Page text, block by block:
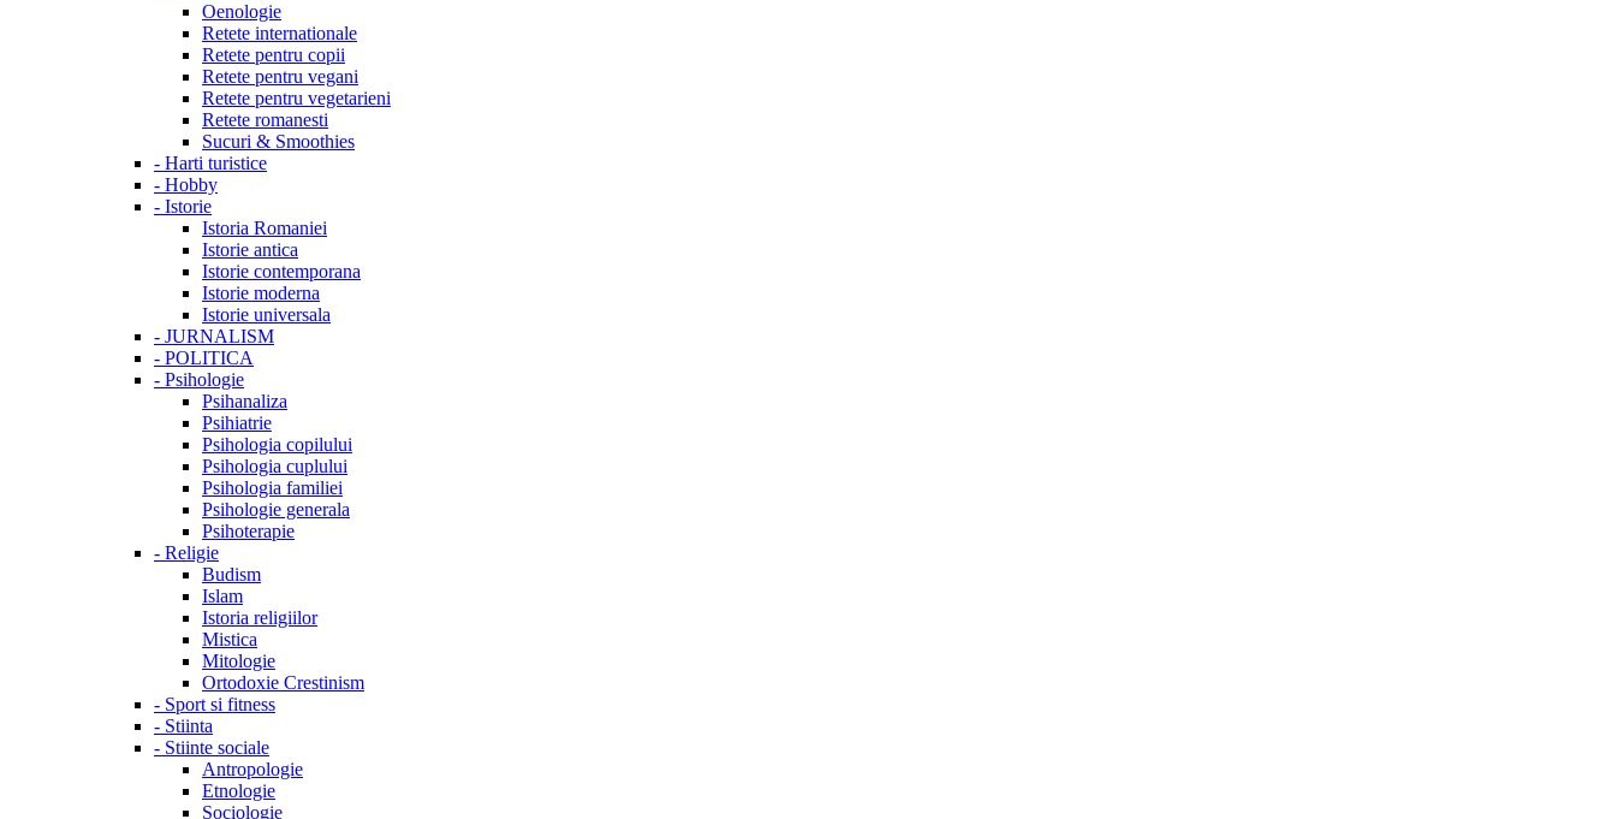
Oenologie
Retete internationale
Retete pentru copii
Retete pentru vegani
Retete pentru vegetarieni
Retete romanesti
Sucuri & Smoothies
- Harti turistice
- Hobby
- Istorie
Istoria Romaniei
Istorie antica
Istorie contemporana
Istorie moderna
Istorie universala
- JURNALISM
- POLITICA
- Psihologie
Psihanaliza
Psihiatrie
Psihologia copilului
Psihologia cuplului
Psihologia familiei
Psihologie generala
Psihoterapie
- Religie
Budism
Islam
Istoria religiilor
Mistica
Mitologie
Ortodoxie Crestinism
- Sport si fitness
- Stiinta
- Stiinte sociale
Antropologie
Etnologie
Sociologie